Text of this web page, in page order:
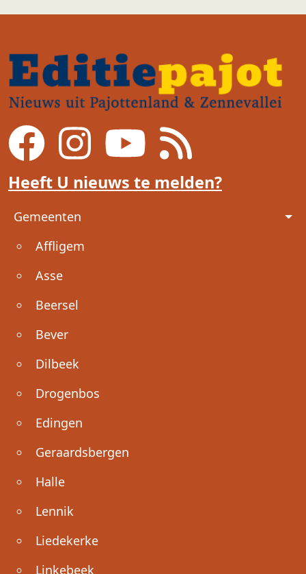
Heeft U nieuws te melden?
Voet
Gemeenten
Affligem
Asse
Beersel
Bever
Dilbeek
Drogenbos
Edingen
Geraardsbergen
Halle
Lennik
Liedekerke
Linkebeek